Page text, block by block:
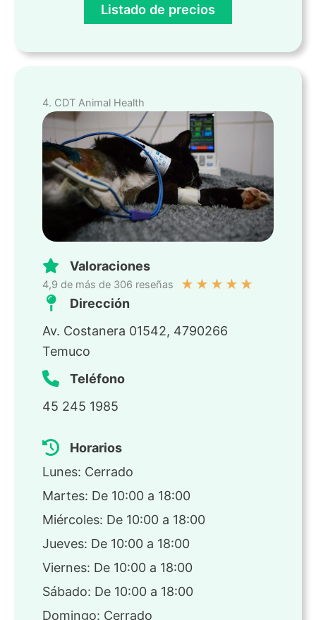
Listado de precios
4. CDT Animal Health
Valoraciones
4,9 de más de 306 reseñas ★ ★ ★ ★ ★
Dirección
Av. Costanera 01542, 4790266
Temuco
Teléfono
45 245 1985
Horarios
Lunes: Cerrado
Martes: De 10:00 a 18:00
Miércoles: De 10:00 a 18:00
Jueves: De 10:00 a 18:00
Viernes: De 10:00 a 18:00
Sábado: De 10:00 a 18:00
Domingo: Cerrado